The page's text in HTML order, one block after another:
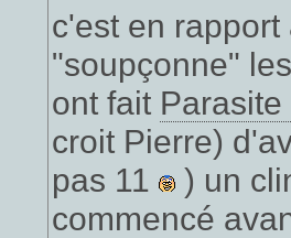
c'est en
"soupçonne"
ont fait Parasite
croit Pierre)
pas 11
) un
commencé